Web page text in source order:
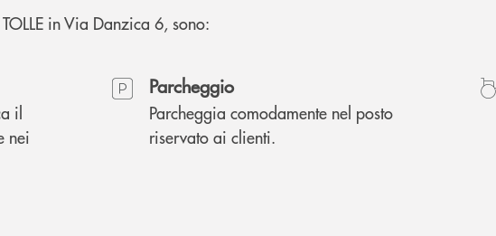
in Via Danzica 6, sono:
il
nei
Parcheggio
Parcheggia comodamente nel posto
riservato ai clienti.